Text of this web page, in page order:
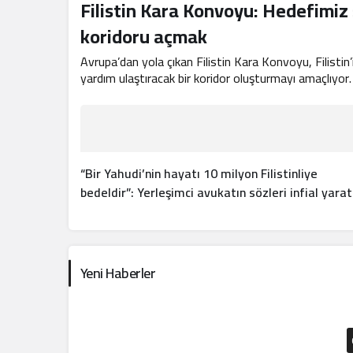
Filistin Kara Konvoyu:
koridoru açmak
Avrupa’dan yola çıkan Filistin Kara Konvoyu,
yardım ulaştıracak bir koridor oluşturmayı amaçlıyor.
“Bir Yahudi’nin hayatı 10 milyon Filistinliye
bedeldir”: Yerleşimci avukatın sözleri infial
Yeni Haberler